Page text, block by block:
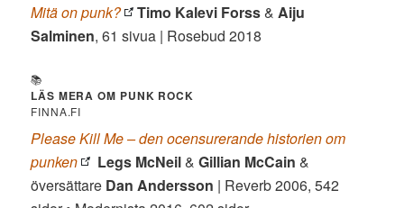
Mitä on punk?
Timo Kalevi Forss& Aiju
Salminen, 61 sivua | Rosebud 2018
📚
LÄS MERA OM PUNK ROCK
FINNA.FI
Please Kill Me – den ocensurerande historien om
punken
Legs McNeil&Gillian McCain &
översättare Dan Andersson | Reverb 2006, 542